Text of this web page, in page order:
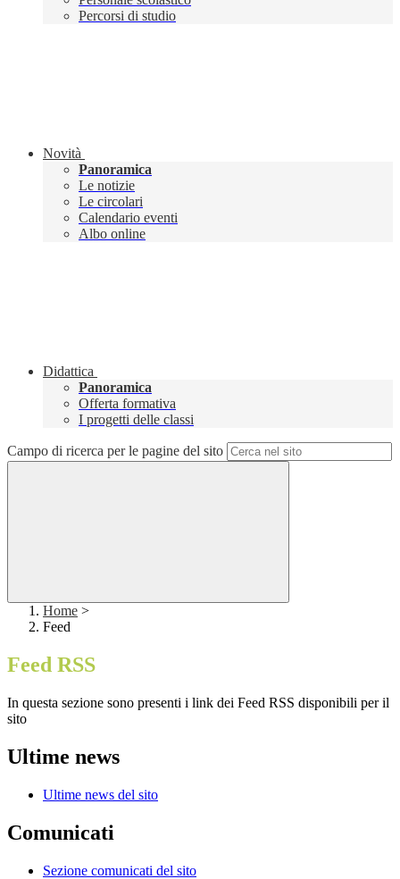
Percorsi di studio
Novità
Panoramica
Le notizie
Le circolari
Calendario eventi
Albo online
Didattica
Panoramica
Offerta formativa
I progetti delle classi
Campo di ricerca per le pagine del sito
Home >
Feed
Feed RSS
In questa sezione sono presenti i link dei Feed RSS disponibili per il
sito
Ultime news
Ultime news del sito
Comunicati
Sezione comunicati del sito